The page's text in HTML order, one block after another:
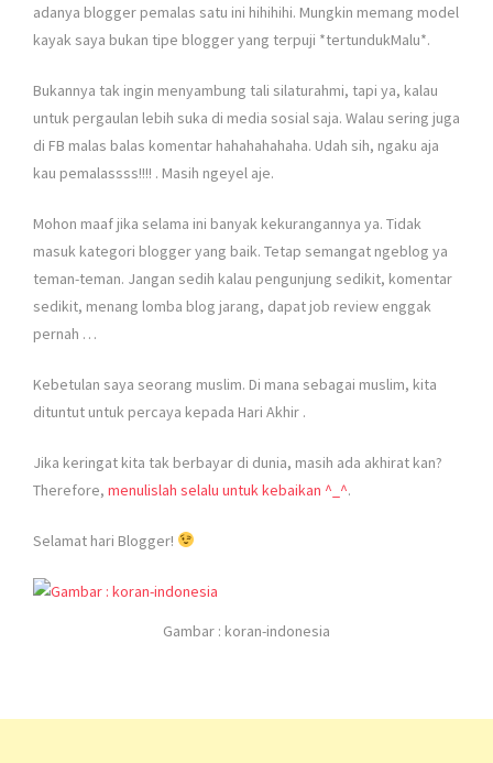
adanya blogger pemalas satu ini hihihihi. Mungkin memang model
kayak saya bukan tipe blogger yang terpuji *tertundukMalu*.
Bukannya tak ingin menyambung tali silaturahmi, tapi ya, kalau
untuk pergaulan lebih suka di media sosial saja. Walau sering juga
di FB malas balas komentar hahahahahaha. Udah sih, ngaku aja
kau pemalassss!!!! . Masih ngeyel aje.
Mohon maaf jika selama ini banyak kekurangannya ya. Tidak
masuk kategori blogger yang baik. Tetap semangat ngeblog ya
teman-teman. Jangan sedih kalau pengunjung sedikit, komentar
sedikit, menang lomba blog jarang, dapat job review enggak
pernah …
Kebetulan saya seorang muslim. Di mana sebagai muslim, kita
dituntut untuk percaya kepada Hari Akhir .
Jika keringat kita tak berbayar di dunia, masih ada akhirat kan?
Therefore, menulislah selalu untuk kebaikan ^_^.
Selamat hari Blogger!
Gambar : koran-indonesia